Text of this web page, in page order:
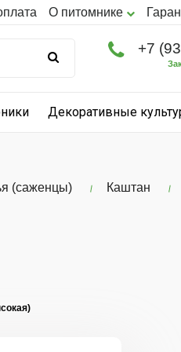
О питомнике
+7
Декоративные
(саженцы) Каштан